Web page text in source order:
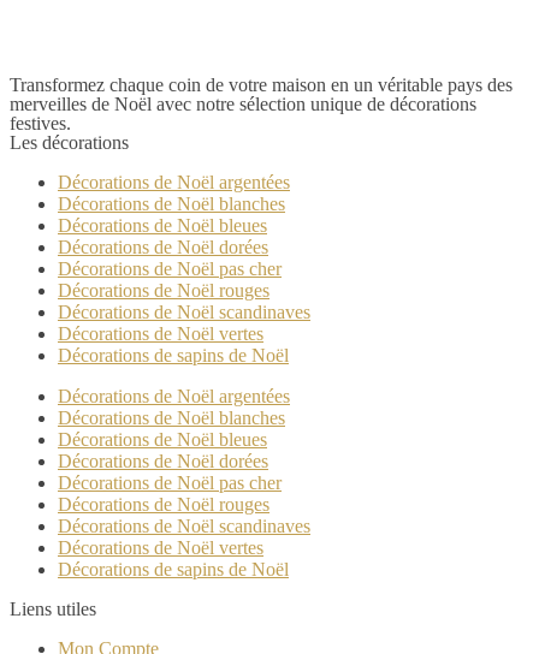
Transformez chaque coin de votre maison en un véritable pays des
merveilles de Noël avec notre sélection unique de décorations
festives.
Les décorations
Décorations de Noël argentées
Décorations de Noël blanches
Décorations de Noël bleues
Décorations de Noël dorées
Décorations de Noël pas cher
Décorations de Noël rouges
Décorations de Noël scandinaves
Décorations de Noël vertes
Décorations de sapins de Noël
Décorations de Noël argentées
Décorations de Noël blanches
Décorations de Noël bleues
Décorations de Noël dorées
Décorations de Noël pas cher
Décorations de Noël rouges
Décorations de Noël scandinaves
Décorations de Noël vertes
Décorations de sapins de Noël
Liens utiles
Mon Compte